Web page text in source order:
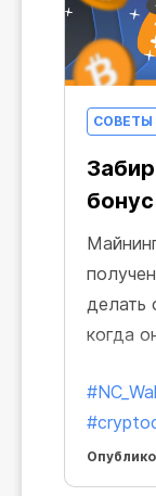
СОВЕТЫ
делать
когда